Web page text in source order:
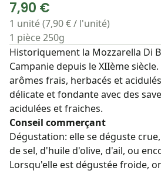
7,90 €
1 unité (7,90 € / l'unité)
1 pièce 250g
Historiquement la Mozzarella Di
Campanie depuis le XIIème
arômes frais, herbacés et
délicate et fondante avec des
acidulées et fraiches.
Conseil commerçant
Dégustation: elle se déguste
de sel, d'huile d'olive, d'ail, ou
Lorsqu'elle est dégustée froide,